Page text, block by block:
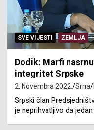
SVE VIJESTI ZEMLJA
Dodik: Marfi
integritet Srpske
2. Novembra 2022. Srna
Srpski član
je neprihvatljivo da